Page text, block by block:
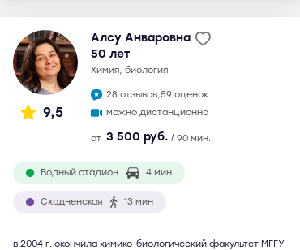
9,5
Алсу Анваровна
50 лет
химия, биология
28 отзывов,59 оценок
можно дистанционно
от 3 500 руб. / 90 мин.
Водный стадион 4 мин
Сходненская 13 мин
в 2004 г. окончила химико-биологический факультет МГГУ